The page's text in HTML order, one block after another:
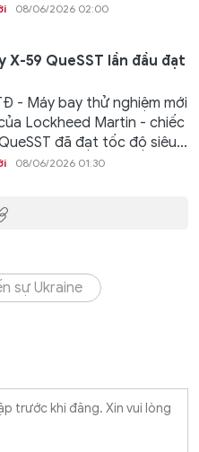
08/06/2026 02:00
59 QueSST lần đầu đạt
- Máy bay thử nghiệm mới
Lockheed Martin - chiếc
đã đạt tốc độ siêu...
08/06/2026 01:30
sự Ukraine